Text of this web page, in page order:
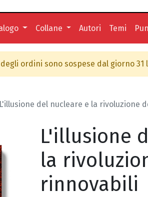
Collane Autori Temi
ordini sono sospese dal giorno 31
L'illusione del nucleare e la rivoluzione
L'illusione
la
rinnovabili